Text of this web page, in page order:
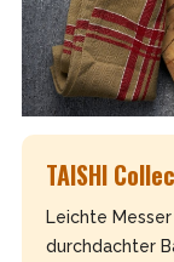
TAISHI
Leichte
durchdachter